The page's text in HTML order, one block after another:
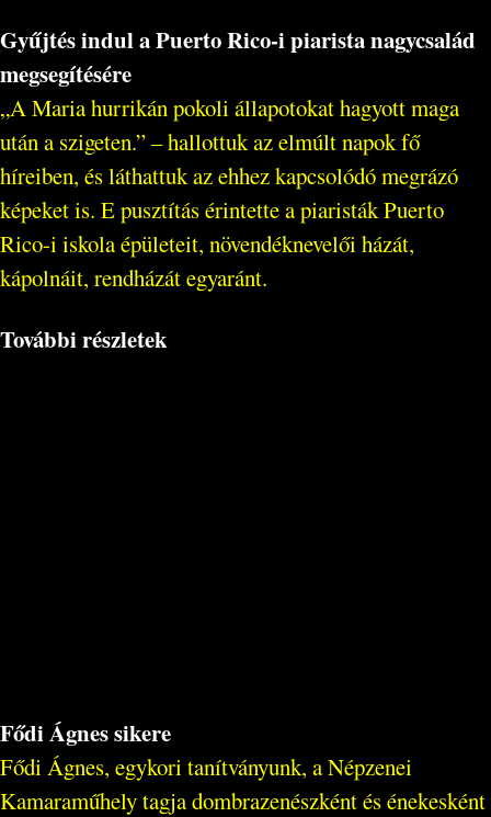
Gyűjtés indul a Puerto Rico-i piarista nagycsalád
megsegítésére
„A Maria hurrikán pokoli állapotokat hagyott maga
után a szigeten.” – hallottuk az elmúlt napok fő
híreiben, és láthattuk az ehhez kapcsolódó megrázó
képeket is. E pusztítás érintette a piaristák Puerto
Rico-i iskola épületeit, növendéknevelői házát,
kápolnáit, rendházát egyaránt.
További részletek
Fődi Ágnes sikere
Fődi Ágnes, egykori tanítványunk, a Népzenei
Kamaraműhely tagja dombrazenészként és énekesként